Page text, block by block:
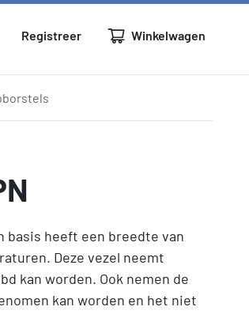
Registreer Winkelwagen
basis heeft een breedte van
Deze vezel neemt
kan worden. Ook nemen de
kan worden en het niet